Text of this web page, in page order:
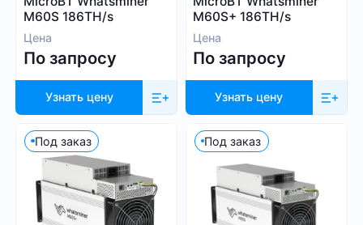
Handshake (HNS)
Monacoin (MONA)
MWC-CT31 (MWC)
Radiant (RXD)
Bitcoin SV (BSV)
Monero (XMR)
Выбрать все
Canaan
Iceriver
Innosilicon
FusionSilicon
Dayun
iBeLink
Ebang
Посмотреть все
Применить фильтры
M60S 186TH/s
Цена
По запросу
Узнать цену
M60S+ 186TH/s
Цена
По запросу
Узнать цену
Под заказ Под заказ